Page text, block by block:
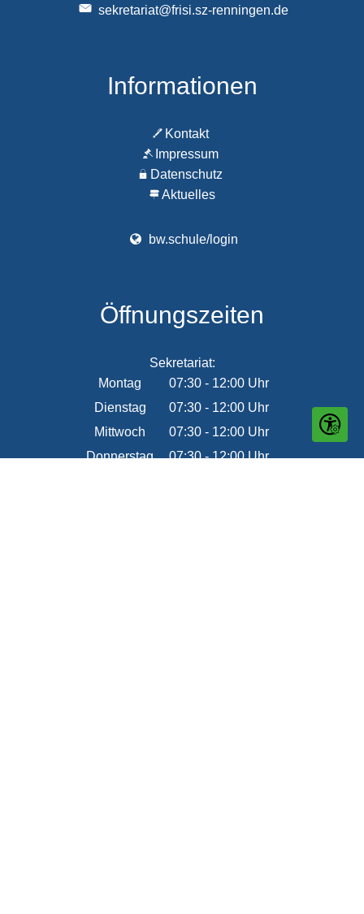
sekretariat@frisi.sz-renningen.de
Informationen
Kontakt
Impressum
Datenschutz
Aktuelles
bw.schule/login
Öffnungszeiten
Sekretariat:
Montag
07:30- 12:00Uhr
Von 07:30 bis 12:00 Uhr
Dienstag 07:30- 12:00Uhr
Von 07:30 bis 12:00 Uhr
Mittwoch 07:30- 12:00Uhr
Von 07:30 bis 12:00 Uhr
Donnerstag 07:30-12:00Uhr
Seite